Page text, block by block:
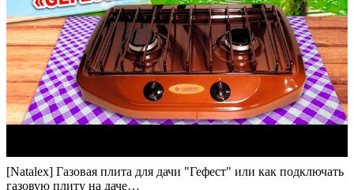
[Natalex] Газовая плита для дачи "Гефест" или как подключать
газовую плиту на даче…